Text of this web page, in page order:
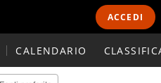
ACCEDI
CALENDARIO